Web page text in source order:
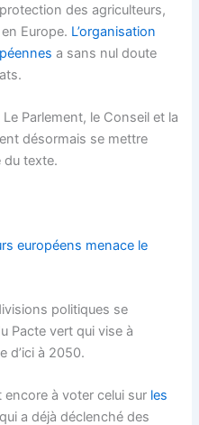
des agriculteurs,
Europe. L’organisation
a sans nul doute
Parlement, le Conseil et la
désormais se mettre
du texte.
européens menace le
politiques se
Pacte vert qui vise à
d’ici à 2050.
à voter celui sur les
a déjà déclenché des